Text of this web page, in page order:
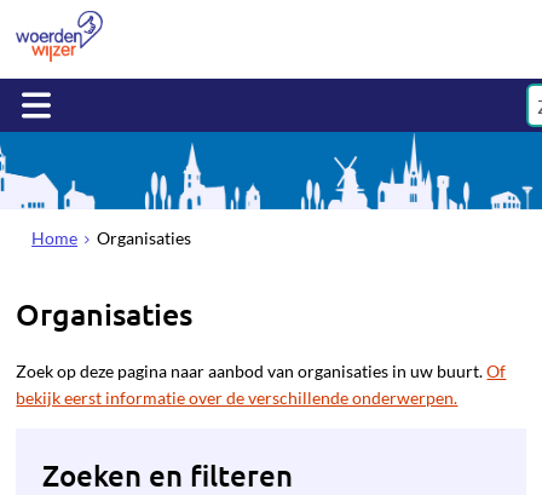
Home Organisaties
Organisaties
Zoek op deze pagina naar aanbod van organisaties in uw buurt.Of
bekijk eerst informatie over de verschillende onderwerpen.
Zoeken en filteren